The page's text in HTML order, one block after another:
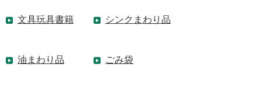
文具玩具書籍 シンクまわり品
油まわり品 ごみ袋